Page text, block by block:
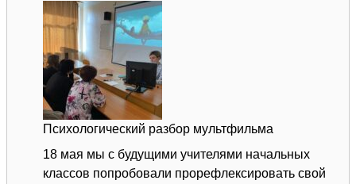
Психологический разбор мультфильма
18 мая мы с будущими учителями начальных
классов попробовали прорефлексировать свой